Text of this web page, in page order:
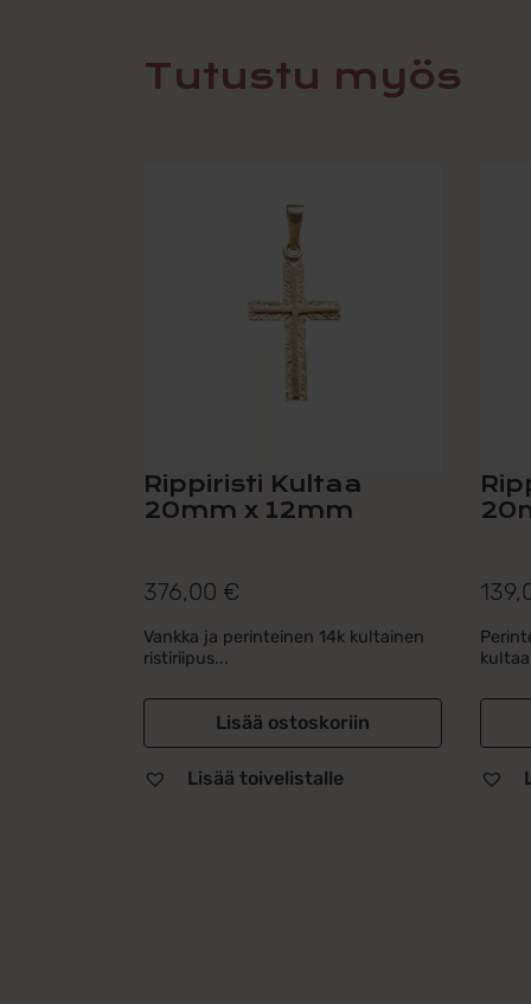
Tutustu myös
Rippiristi Kultaa
20mm x 12mm
376,00 €
Vankka ja perinteinen 14k kultainen
ristiriipus...
Lisää ostoskoriin
Lisää toivelistalle